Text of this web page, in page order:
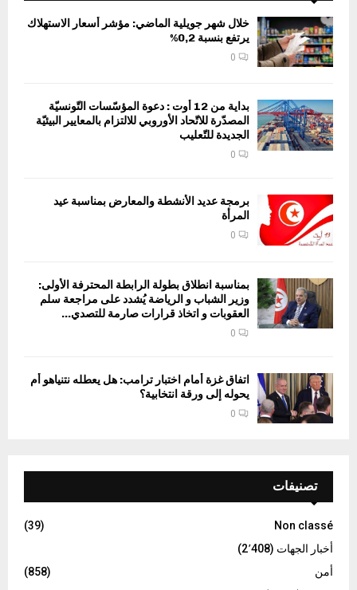
خلال شهر جويلية الماضي: مؤشر أسعار الاستهلاك
يرتفع بنسبة 0,2%
0
بداية من 12 أوت : دعوة المؤسّسات التّونسيّة
المصدّرة للاتّحاد الأوروبي للالتزام بالمعايير البيئيّة
الجديدة للتّعليب
0
برمجة عديد الأنشطة والمعارض بمناسبة عيد
المرأة
0
بمناسبة انطلاق بطولة الرابطة المحترفة الأولى:
وزير الشباب و الرياضة يُشدد على مراجعة سلم
العقوبات و اتخاذ قرارات صارمة للتصدي...
0
اتفاق غزة أمام اختبار ترامب: هل يعطله نتنياهو أم
يحوله إلى ورقة انتخابية؟
0
تصنيفات
Non classé
(39)
أخبار الجهات (2٬408)
أمن
(858)